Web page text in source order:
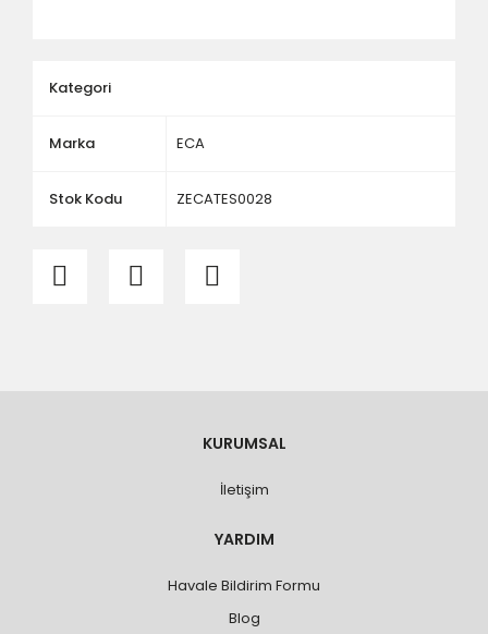
Kategori
Marka ECA
Stok Kodu ZECATES0028
KURUMSAL
İletişim
YARDIM
Havale Bildirim Formu
Blog